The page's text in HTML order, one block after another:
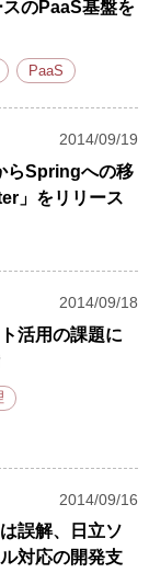
のPaaS基盤を
PaaS
2014/09/19
らSpringへの移
」をリリース
2014/09/18
活用の課題に
2014/09/16
誤解、日立ソ
対応の開発支